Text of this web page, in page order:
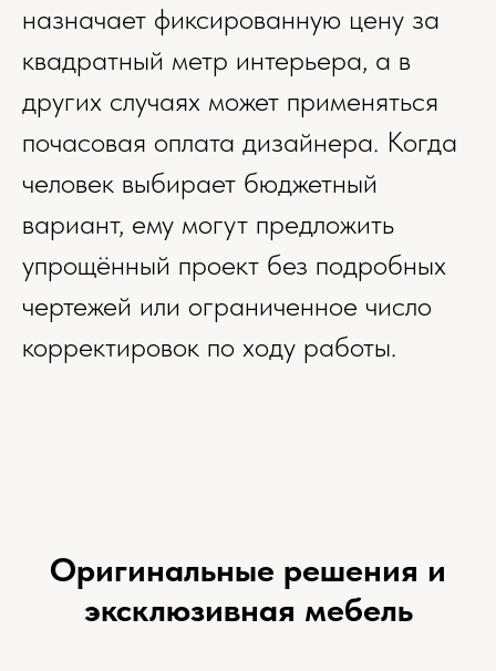
назначает фиксированную цену за
квадратный метр интерьера, а в
других случаях может применяться
почасовая оплата дизайнера. Когда
человек выбирает бюджетный
вариант, ему могут предложить
упрощённый проект без подробных
чертежей или ограниченное число
корректировок по ходу работы.
Оригинальные решения и
эксклюзивная мебель